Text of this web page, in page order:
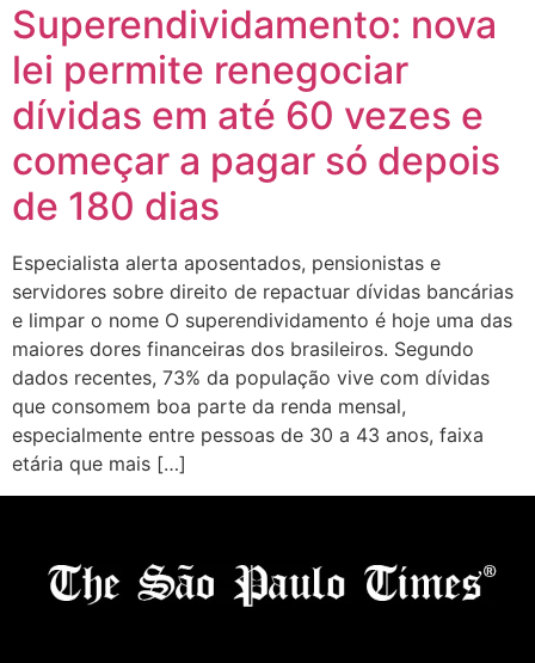
Superendividamento: nova
lei permite renegociar
dívidas em até 60 vezes e
começar a pagar só depois
de 180 dias
Especialista alerta aposentados, pensionistas e
servidores sobre direito de repactuar dívidas bancárias
e limpar o nome O superendividamento é hoje uma das
maiores dores financeiras dos brasileiros. Segundo
dados recentes, 73% da população vive com dívidas
que consomem boa parte da renda mensal,
especialmente entre pessoas de 30 a 43 anos, faixa
etária que mais […]